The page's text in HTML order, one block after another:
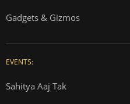
Gadgets & Gizmos
EVENTS:
Sahitya Aaj Tak